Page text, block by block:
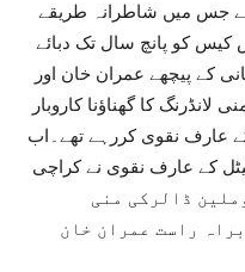
جس میں شاطرانہ طریقے
کیس کو پانچ سال تک دبائے
کے پیچھے عمران خان اور
کا گھناؤنا کاروبار
عارف نقوی کررہے تھے۔اب
کے عارف نقوی نے کراچی
الیکٹرک“کے ذریعے جو800سوملین ڈالرکی منی
راست عمران خان